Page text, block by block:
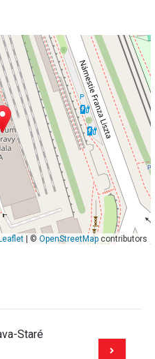
Leaflet| © OpenStreetMapcontributors
Staré